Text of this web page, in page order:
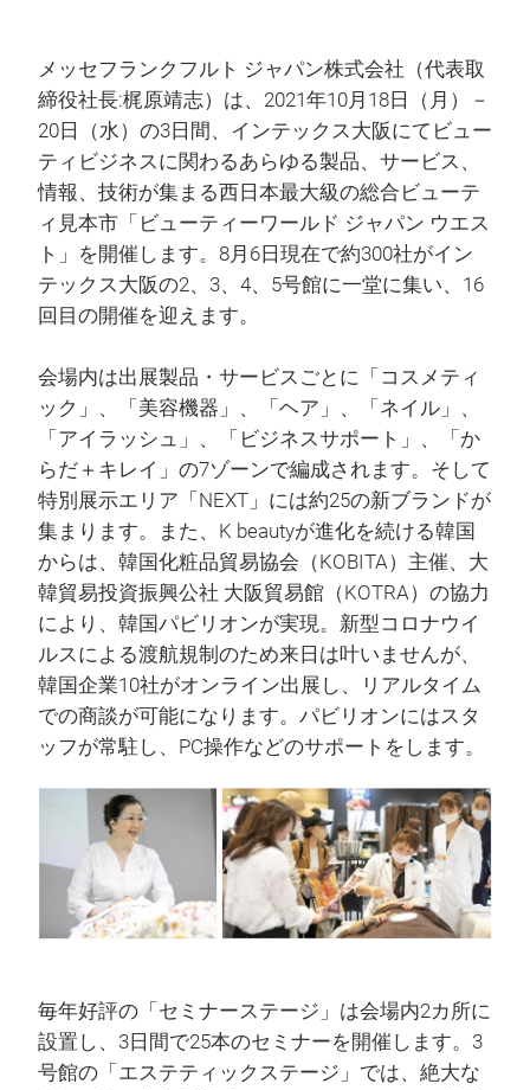
メッセフランクフルト ジャパン株式会社（代表取
締役社長:梶原靖志）は、2021年10月18日（月）－
20日（水）の3日間、インテックス大阪にてビュー
ティビジネスに関わるあらゆる製品、サービス、
情報、技術が集まる西日本最大級の総合ビューテ
ィ見本市「ビューティーワールド ジャパン ウエス
ト」を開催します。8月6日現在で約300社がイン
テックス大阪の2、3、4、5号館に一堂に集い、16
回目の開催を迎えます。
会場内は出展製品・サービスごとに「コスメティ
ック」、「美容機器」、「ヘア」、「ネイル」、
「アイラッシュ」、「ビジネスサポート」、「か
らだ＋キレイ」の7ゾーンで編成されます。そして
特別展示エリア「NEXT」には約25の新ブランドが
集まります。また、K beautyが進化を続ける韓国
からは、韓国化粧品貿易協会（KOBITA）主催、大
韓貿易投資振興公社 大阪貿易館（KOTRA）の協力
により、韓国パビリオンが実現。新型コロナウイ
ルスによる渡航規制のため来日は叶いませんが、
韓国企業10社がオンライン出展し、リアルタイム
での商談が可能になります。パビリオンにはスタ
ッフが常駐し、PC操作などのサポートをします。
毎年好評の「セミナーステージ」は会場内2カ所に
設置し、3日間で25本のセミナーを開催します。3
号館の「エステティックステージ」では、絶大な